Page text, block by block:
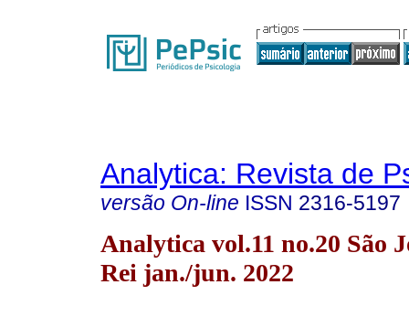
Analytica: Revista de
versão On-line ISSN 2316-5197
Analytica vol.11 no.20 São
Rei jan./jun. 2022